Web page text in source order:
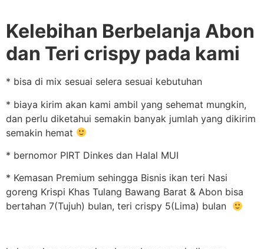
Kelebihan Berbelanja Abon
dan Teri crispy pada kami
* bisa di mix sesuai selera sesuai kebutuhan
* biaya kirim akan kami ambil yang sehemat mungkin,
dan perlu diketahui semakin banyak jumlah yang dikirim
semakin hemat
* bernomor PIRT Dinkes dan Halal MUI
* Kemasan Premium sehingga Bisnis ikan teri Nasi
goreng Krispi Khas Tulang Bawang Barat & Abon bisa
bertahan 7(Tujuh) bulan, teri crispy 5(Lima) bulan